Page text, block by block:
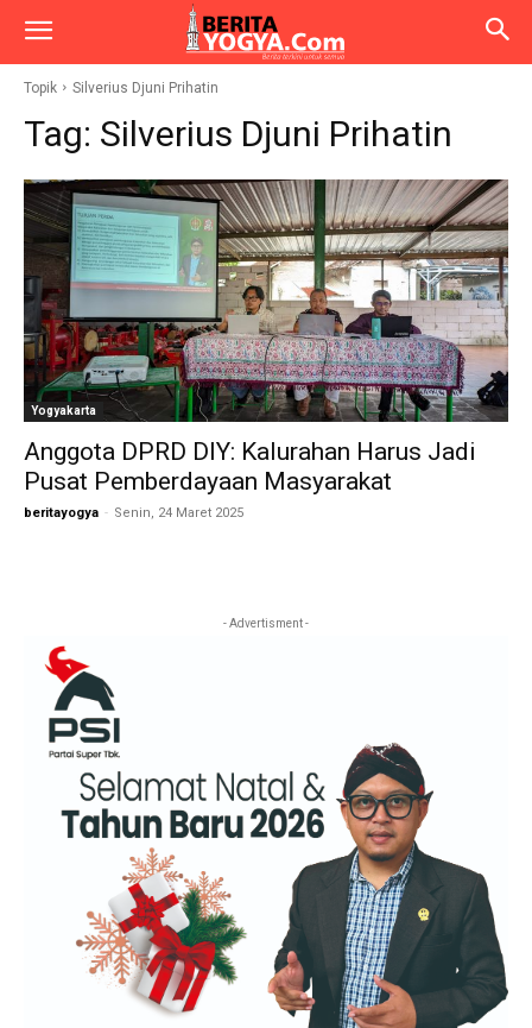
Topik Silverius Djuni Prihatin
Tag: Silverius Djuni Prihatin
Yogyakarta
Anggota DPRD DIY: Kalurahan Harus Jadi
Pusat Pemberdayaan Masyarakat
beritayogya - Senin, 24 Maret 2025
- Advertisment -